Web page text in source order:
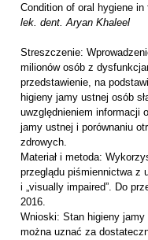
Condition of oral hygiene
lek. dent. Aryan Khaleel
Streszczenie:
milionów osób z
przedstawienie, na
higieny jamy ustnej osób
uwzględnieniem informacji
jamy ustnej i porównaniu
zdrowych.
Materiał i metoda:
przeglądu piśmiennictwa z
i „visually impaired”. Do
2016.
Wnioski: Stan higieny
można uznać za